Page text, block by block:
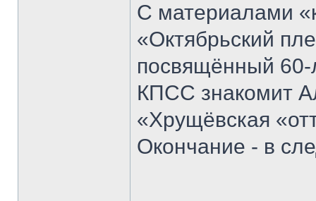
С материалами
«Октябрьский
посвящённый 60-
КПСС знакомит
«Хрущёвская
Окончание - в